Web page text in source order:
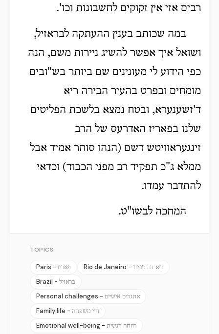
רבים אזי אין זקוקים לחשבונות וכו'.
במה שכותב בענין ההעתקה לבראזיל,
ושואל איך אפשר להשיג ניירות משם, הנה
כפי הידוע לי מעונינים שם ביותר בש"ובים
מומחים ובפרט בהעיר הבירה ריא
ד'זשענערא, ובטח נמצא בלשכת הפליטים
שלנו בפאריז האדרעס של הרב
זינגעראוויטש דשם (הנהו סוחר אמיד אבל
ממלא ג"כ תפקיד רב מפני הכבוד) וכדאי
להתדבר עמדו.
המחכה לבשו"ט.
TOPICS
Paris - פאריז Rio de Janeiro - ריא דה ז'ניירו
Brazil - בראזיל
Personal challenges - אתגרים אישיים
Family life - חיי משפחה
Emotional well-being - רווחה רגשית